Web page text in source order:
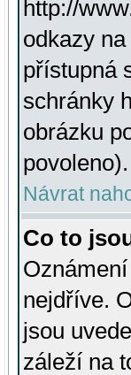
http://
odkazy
přístupná
schránky
obrázku
povoleno).
Návrat
Co to
nejdříve.
jsou
záleží na